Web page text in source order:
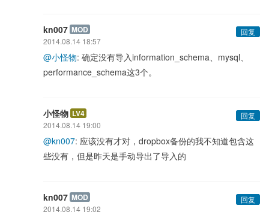
kn007 MOD
回复
2014.08.14 18:57
@小怪物: 确定没有导入information_schema、mysql、
performance_schema这3个。
小怪物 LV4
回复
2014.08.14 19:00
@kn007: 应该没有才对，dropbox备份的我不知道包含这
些没有，但是昨天是手动导出了导入的
kn007 MOD
回复
2014.08.14 19:02